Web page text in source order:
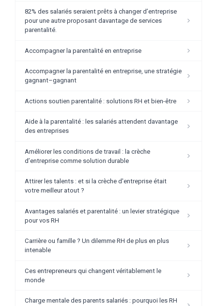
82% des salariés seraient prêts à changer d’entreprise
pour une autre proposant davantage de services
parentalité.
Accompagner la parentalité en entreprise
Accompagner la parentalité en entreprise, une stratégie
gagnant–gagnant
Actions soutien parentalité : solutions RH et bien-être
Aide à la parentalité : les salariés attendent davantage
des entreprises
Améliorer les conditions de travail : la crèche
d’entreprise comme solution durable
Attirer les talents : et si la crèche d'entreprise était
votre meilleur atout ?
Avantages salariés et parentalité : un levier stratégique
pour vos RH
Carrière ou famille ? Un dilemme RH de plus en plus
intenable
Ces entrepreneurs qui changent véritablement le
monde
Charge mentale des parents salariés : pourquoi les RH